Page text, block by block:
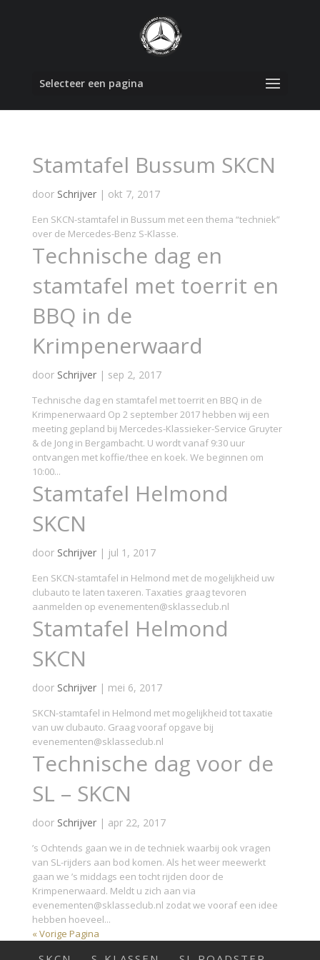
Selecteer een pagina
Stamtafel Bussum SKCN
door Schrijver| okt 7, 2017
Een SKCN-stamtafel in Bussum met een thema “techniek”
over de Mercedes-Benz S-Klasse.
Technische dag en
stamtafel met toerrit en
BBQ in de
Krimpenerwaard
door Schrijver| sep 2, 2017
Technische dag en stamtafel met toerrit en BBQ in de
Krimpenerwaard Op 2 september 2017 hebben wij een
meeting gepland bij Mercedes-Klassieker-Service Gruyter
& de Jong in Bergambacht. U wordt vanaf 9:30 uur
ontvangen met koffie/thee en koek. We beginnen om
10:00...
Stamtafel Helmond
SKCN
door Schrijver| jul 1, 2017
Een SKCN-stamtafel in Helmond met de mogelijkheid uw
clubauto te laten taxeren. Taxaties graag tevoren
aanmelden op evenementen@sklasseclub.nl
Stamtafel Helmond
SKCN
door Schrijver| mei 6, 2017
SKCN-stamtafel in Helmond met mogelijkheid tot taxatie
van uw clubauto. Graag vooraf opgave bij
evenementen@sklasseclub.nl
Technische dag voor de
SL – SKCN
door Schrijver| apr 22, 2017
’s Ochtends gaan we in de techniek waarbij ook vragen
van SL-rijders aan bod komen. Als het weer meewerkt
gaan we ’s middags een tocht rijden door de
Krimpenerwaard. Meldt u zich aan via
evenementen@sklasseclub.nl zodat we vooraf een idee
hebben hoeveel...
« Vorige Pagina